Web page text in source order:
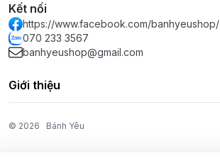
Kết nối
https://www.facebook.com/banhyeushop/
070 233 3567
banhyeushop@gmail.com
Giới thiệu
© 2026 Bánh Yêu